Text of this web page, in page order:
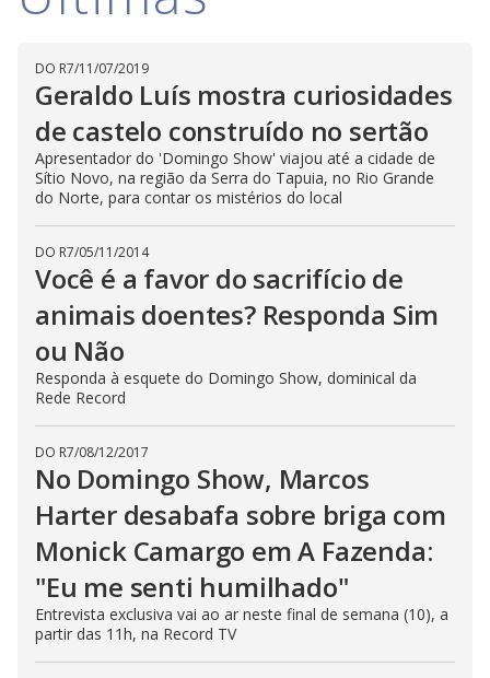
d
e
o
DO R7/11/07/2019
Geraldo Luís mostra curiosidades
de castelo construído no sertão
Apresentador do 'Domingo Show' viajou até a cidade de
Sítio Novo, na região da Serra do Tapuia, no Rio Grande
do Norte, para contar os mistérios do local
DO R7/05/11/2014
Você é a favor do sacrifício de
animais doentes? Responda Sim
ou Não
Responda à esquete do Domingo Show, dominical da
Rede Record
DO R7/08/12/2017
No Domingo Show, Marcos
Harter desabafa sobre briga com
Monick Camargo em A Fazenda:
"Eu me senti humilhado"
Entrevista exclusiva vai ao ar neste final de semana (10), a
partir das 11h, na Record TV